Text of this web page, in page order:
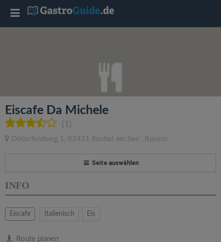
Eiscafe Da Michele
(1)
Döllerfeldweg 1 , 82431 Kochel am See , Bayern
Seite auswählen
INFO
Eiscafe Italienisch Eis
Route planen
T
l
e
a
v